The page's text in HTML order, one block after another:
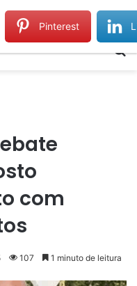
Gilberto Gil relembra Preta Gil e destaca força do legado deixado pela filha
com
107 1 minuto de leitura
Pinterest